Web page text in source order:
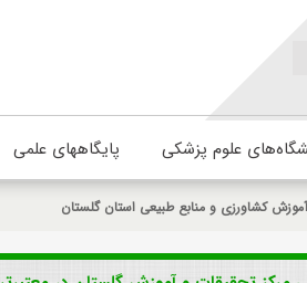
علوم پزشکی پایگاههای علمی
کشاورزی و منابع طبیعی استان گلستان